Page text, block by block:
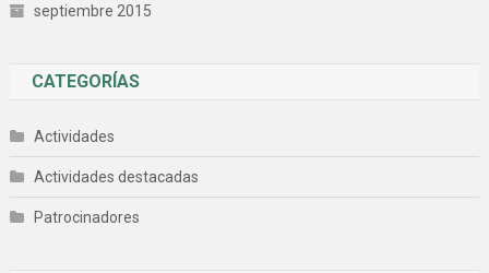
septiembre 2015
CATEGORÍAS
Actividades
Actividades destacadas
Patrocinadores